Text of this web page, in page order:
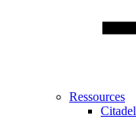
Ressources
Citadel